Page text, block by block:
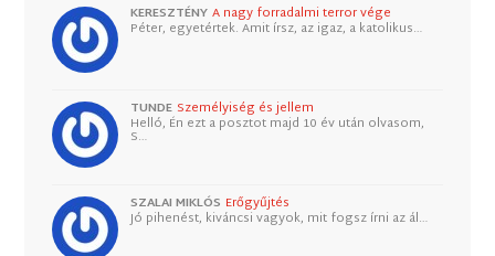
KERESZTÉNY A nagy forradalmi terror vége
Péter, egyetértek. Amit írsz, az igaz, a katolikus…
TUNDE Személyiség és jellem
Helló, Én ezt a posztot majd 10 év után olvasom,
S…
SZALAI MIKLÓS Erőgyűjtés
Jó pihenést, kiváncsi vagyok, mit fogsz írni az ál…